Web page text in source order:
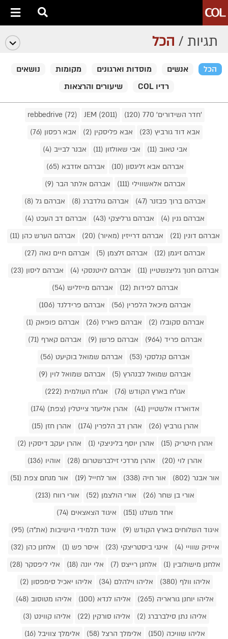
תגיות / הכל
הכל אנשים מוסדות וארגונים מקומות
נושאים
רדיו COL
שיעורים והרצאות
'חדר השידורים' 770 (120) JEM (2011)
rebbedrive (72)
אבא דוד גורביץ (23)
אבא פליסקין (2)
אבא רפסון (76)
אבי טאוב (11)
אבי שאולזון (11)
אבנר לבייב (4)
אברהם אבא זליגסון (10)
אברהם אזדבא (65)
אברהם אלאשווילי (111)
אברהם אלתר הבר (9)
אברהם ברוך פבזנר (47)
אברהם גולדברג (8)
אברהם גל (8)
אברהם גנין (4)
אברהם גרליצקי (43)
אברהם דב העכט (4)
אברהם דונין (21)
אברהם דרייזין (מאיור) (20)
אברהם הערש כהן (11)
אברהם זיגמן (12)
אברהם זלצמן (5)
אברהם חיים נאה (27)
אברהם חנוך גליצנשטיין (11)
אברהם לויטנסקי (4)
אברהם ליסון (23)
אברהם לפידות (12)
אברהם מייזליש (54)
אברהם מיכאל הלפרין (56)
אברהם פרידלנד (106)
אברהם סקובלו (2)
אברהם פאריז (26)
אברהם פופאק (1)
אברהם פריד (964)
אברהם פרשן (9)
אברהם קארף (71)
אברהם קנלסקי (53)
אברהם שמואל בוקיעט (56)
אברהם שמואל לבנהרץ (5)
אברהם שמואל לוין (9)
אגו"ח בארץ הקודש (76)
אגו"ח העולמית (222)
אדוארדו אלשטיין (41)
אהרן אליעזר צייטלין (צפת) (174)
אהרן גורביץ (26)
אהרן דב הלפרין (174)
אהרן חזן (15)
אהרן חיטריק (15)
אהרן יוסף בליניצקי (1)
אהרן יעקב דיסקין (2)
אהרן לוי (20)
אהרן מרדכי זילברשטרום (28)
אוהיו (136)
אור אבנר (802)
אור חיה (338) אור לחייל (19)
אור מנחם צפת (51)
אורי בן שחר (26)
אורי הולצמן (52)
אורי רווח (213)
אחד משלנו (151)
איגוד הצאצאים (74)
איגוד השלוחים בארץ הקודש (9)
איגוד תלמידי הישיבות (את"ה) (95)
אייזיק שוויי (4)
אינגי ביסטריצקי (23) איסר פש (1)
אלחנן כהן (32)
אלחנן מישולובין (1)
אלחנן רייצס (7) אלי יונה (18)
אלי ליפסקר (28)
אליהו וולף (380)
אליהו וילהלם (34)
אליהו יאכיל סימפסון (2)
אליהו יוחנן גוראריה (265)
אליהו לנדא (100)
אליהו מטוסוב (48)
אליהו נתן סילברברג (2)
אליהו סורקין (22)
אליהו קווינט (3)
אליהו שוויכה (150)
אלימלך הרצל (58)
אלימלך צוויבל (16)